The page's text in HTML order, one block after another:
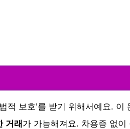
적 보호’를 받기 위해서예요. 이
거래 가 가능해져요. 차용증 없이